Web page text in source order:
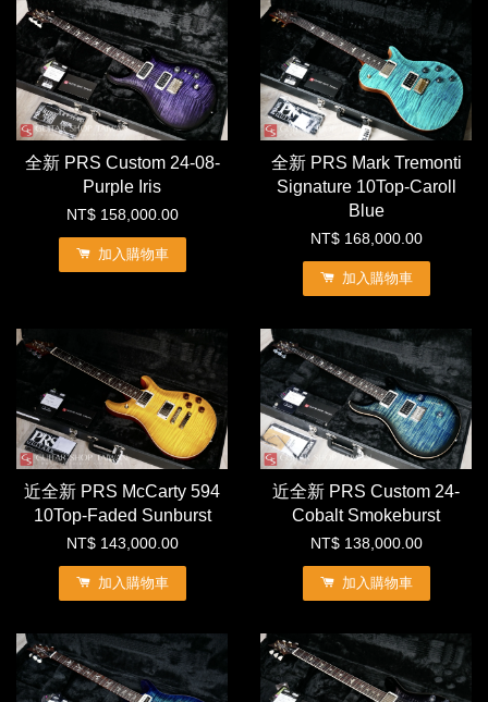
全新 PRS Custom 24-08-
Purple Iris
NT$ 158,000.00
加入購物車
全新 PRS Mark Tremonti
Signature 10Top-Caroll
Blue
NT$ 168,000.00
加入購物車
近全新 PRS McCarty 594
10Top-Faded Sunburst
NT$ 143,000.00
加入購物車
近全新 PRS Custom 24-
Cobalt Smokeburst
NT$ 138,000.00
加入購物車